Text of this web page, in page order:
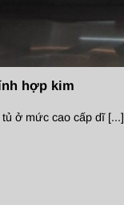
hợp kim
ở mức cao cấp dĩ [...]